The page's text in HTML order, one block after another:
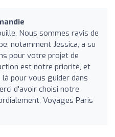
Nous sommes ravis de
notamment Jessica, a su
pour votre projet de
est notre priorité, et
pour vous guider dans
d'avoir choisi notre
Voyages Paris